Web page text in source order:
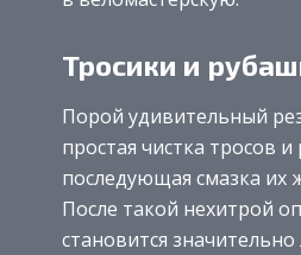
Тросики и
Порой удивительный
простая чистка тросов
последующая смазка их
После такой нехитрой
становится значительно